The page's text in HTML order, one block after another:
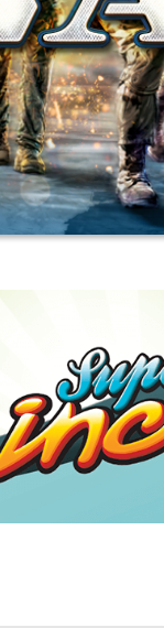
3º
MESSIAH
1794 pts
4º
1445 pts
5º
1380 pts